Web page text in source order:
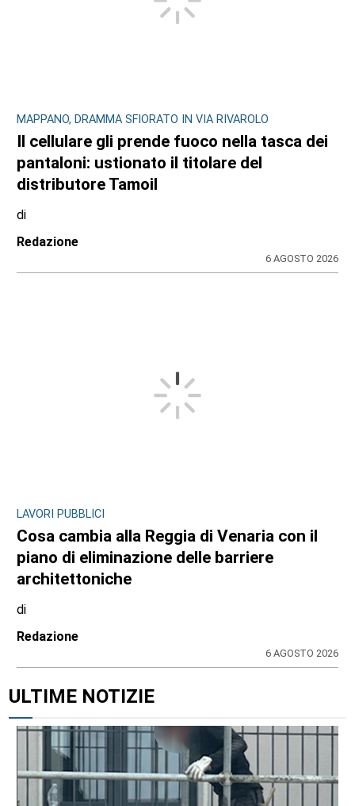
MAPPANO, DRAMMA SFIORATO IN VIA RIVAROLO
Il cellulare gli prende fuoco nella tasca dei
pantaloni: ustionato il titolare del
distributore Tamoil
di
Redazione
6 AGOSTO 2026
LAVORI PUBBLICI
Cosa cambia alla Reggia di Venaria con il
piano di eliminazione delle barriere
architettoniche
di
Redazione
6 AGOSTO 2026
ULTIME NOTIZIE